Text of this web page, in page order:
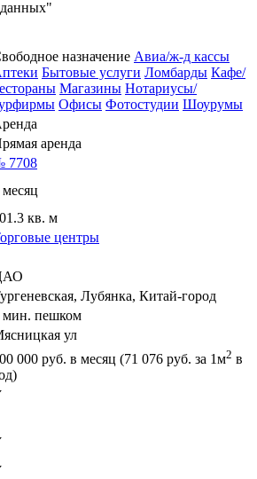
назначение Авиа/ж-д кассы
Бытовые услуги Ломбарды Кафе/
Магазины Нотариусы/
Офисы Фотостудии Шоурумы
аренда
7708
месяц
кв. м
центры
Лубянка, Китай-город
мин. пешком
ул
000 руб. в месяц (71 076 руб. за 1м2 в